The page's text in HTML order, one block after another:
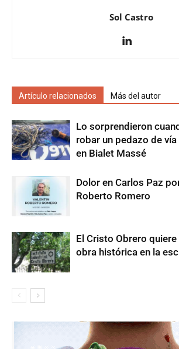
Sol Castro
Artículo relacionados Más del autor
Lo sorprendieron
robar un pedazo de
en Bialet Massé
Dolor en Carlos Paz
Roberto Romero
El Cristo Obrero
obra histórica en la